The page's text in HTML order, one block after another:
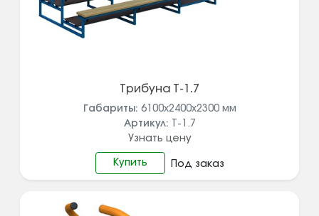
Трибуна Т-1.7
Габариты: 6100х2400х2300 мм
Артикул: Т-1.7
Узнать цену
Купить Под заказ